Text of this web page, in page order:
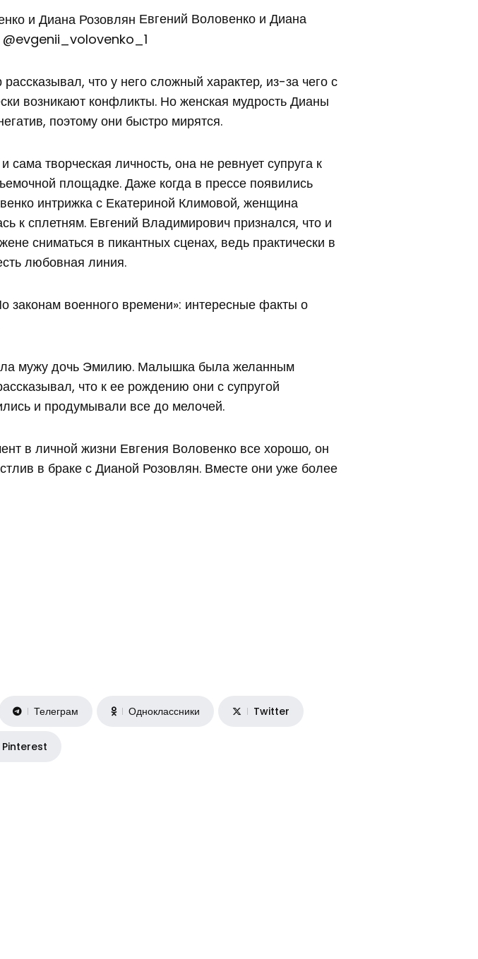
Евгений Воловенко и Диана
@evgenii_volovenko_1
что у него сложный характер, из-за чего с
возникают конфликты. Но женская мудрость Дианы
поэтому они быстро мирятся.
сама творческая личность, она не ревнует супруга к
площадке. Даже когда в прессе появились
интрижка с Екатериной Климовой, женщина
к сплетням. Евгений Владимирович признался, что и
сниматься в пикантных сценах, ведь практически в
любовная линия.
законам военного времени»: интересные факты о
мужу дочь Эмилию. Малышка была желанным
что к ее рождению они с супругой
и продумывали все до мелочей.
в личной жизни Евгения Воловенко все хорошо, он
в браке с Дианой Розовлян. Вместе они уже более
Телеграм Одноклассники Twitter
Pinterest